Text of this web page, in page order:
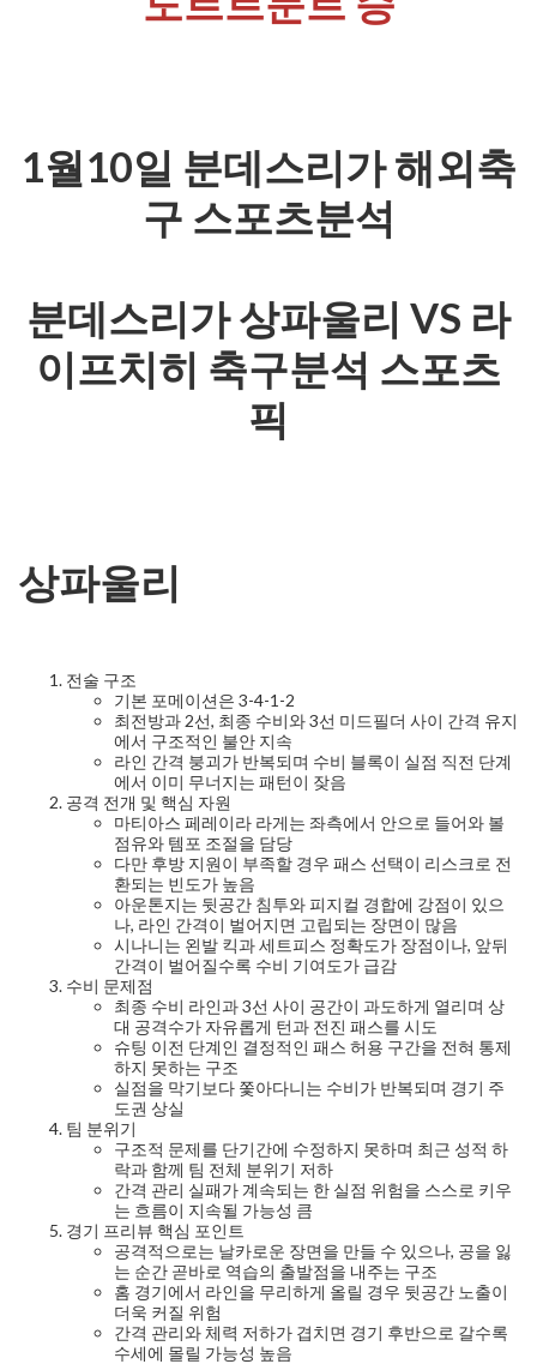
1월10일 분데스리가 해외축
구 스포츠분석
분데스리가 상파울리 VS 라
이프치히 축구분석 스포츠
픽
상파울리
전술 구조
기본 포메이션은 3-4-1-2
최전방과 2선, 최종 수비와 3선 미드필더 사이 간격 유지
에서 구조적인 불안 지속
라인 간격 붕괴가 반복되며 수비 블록이 실점 직전 단계
에서 이미 무너지는 패턴이 잦음
공격 전개 및 핵심 자원
마티아스 페레이라 라게는 좌측에서 안으로 들어와 볼
점유와 템포 조절을 담당
다만 후방 지원이 부족할 경우 패스 선택이 리스크로 전
환되는 빈도가 높음
아운톤지는 뒷공간 침투와 피지컬 경합에 강점이 있으
나, 라인 간격이 벌어지면 고립되는 장면이 많음
시나니는 왼발 킥과 세트피스 정확도가 장점이나, 앞뒤
간격이 벌어질수록 수비 기여도가 급감
수비 문제점
최종 수비 라인과 3선 사이 공간이 과도하게 열리며 상
대 공격수가 자유롭게 턴과 전진 패스를 시도
슈팅 이전 단계인 결정적인 패스 허용 구간을 전혀 통제
하지 못하는 구조
실점을 막기보다 쫓아다니는 수비가 반복되며 경기 주
도권 상실
팀 분위기
구조적 문제를 단기간에 수정하지 못하며 최근 성적 하
락과 함께 팀 전체 분위기 저하
간격 관리 실패가 계속되는 한 실점 위험을 스스로 키우
는 흐름이 지속될 가능성 큼
경기 프리뷰 핵심 포인트
공격적으로는 날카로운 장면을 만들 수 있으나, 공을 잃
는 순간 곧바로 역습의 출발점을 내주는 구조
홈 경기에서 라인을 무리하게 올릴 경우 뒷공간 노출이
더욱 커질 위험
간격 관리와 체력 저하가 겹치면 경기 후반으로 갈수록
수세에 몰릴 가능성 높음